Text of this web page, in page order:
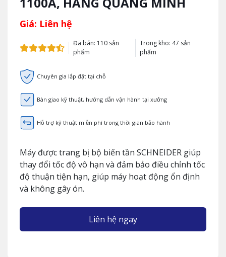
Giá: Liên hệ
Đã bán: 110 sản
phẩm
Trong kho: 47 sản
phẩm
Chuyên gia lắp đặt tại chỗ
Bàn giao kỹ thuật, hướng dẫn vận hành tại xưởng
Hỗ trợ kỹ thuật miễn phí trong thời gian bảo hành
Máy được trang bị bộ biến tần SCHNEIDER giúp
thay đổi tốc độ vô hạn và đảm bảo điều chỉnh tốc
độ thuận tiện hạn, giúp máy hoạt động ổn định
và không gây ón.
Liên hệ ngay